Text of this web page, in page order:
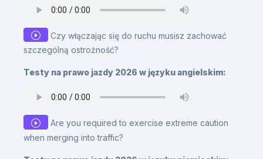
Czy włączając się do ruchu musisz zachować
szczególną ostrożność?
Testy na prawo jazdy 2026 w języku angielskim:
Are you required to exercise extreme caution
when merging into traffic?